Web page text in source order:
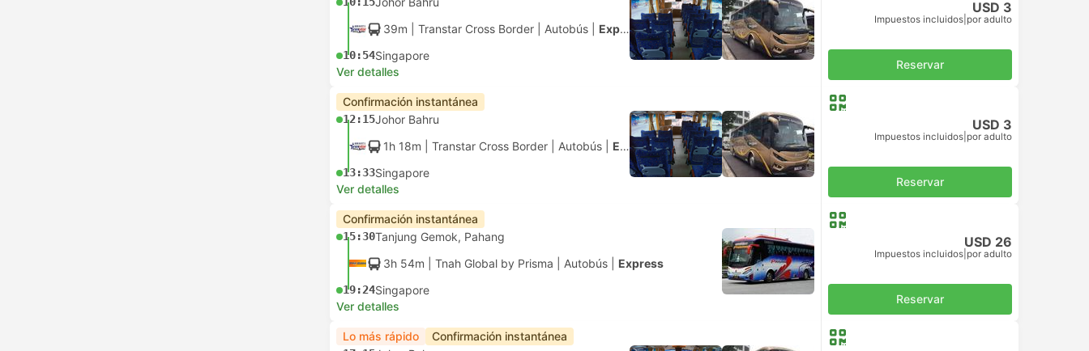
39m | Transtar Cross Border Autobús Express
10:54Singapore
Ver detalles
USD 3
Impuestos incluidos por adulto
Reservar
Confirmación instantánea
12:15Johor Bahru
1h 18m | Transtar Cross Border Autobús Express
13:33Singapore
Ver detalles
USD 3
Impuestos incluidos por adulto
Reservar
Confirmación instantánea
15:30Tanjung Gemok, Pahang
3h 54m | Tnah Global by Prisma Autobús Express
19:24Singapore
Ver detalles
USD 26
Impuestos incluidos por adulto
Reservar
Lo más rápido Confirmación instantánea